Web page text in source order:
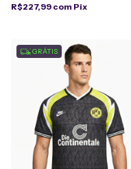
R$227,99 com Pix
GRÁTIS